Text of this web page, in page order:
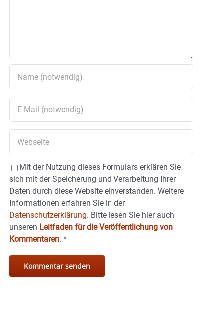
Mit der Nutzung dieses Formulars erklären Sie
sich mit der Speicherung und Verarbeitung Ihrer
Daten durch diese Website einverstanden. Weitere
Informationen erfahren Sie in der
Datenschutzerklärung. Bitte lesen Sie hier auch
unseren Leitfaden für die Veröffentlichung von
Kommentaren. *